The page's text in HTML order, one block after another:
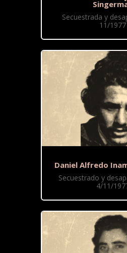
Secuestrada y
11/1977
Daniel Alfredo
Secuestrado y
4/11/